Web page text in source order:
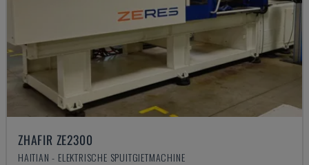
ZHAFIR ZE2300
HAITIAN - ELEKTRISCHE SPUITGIETMACHINE